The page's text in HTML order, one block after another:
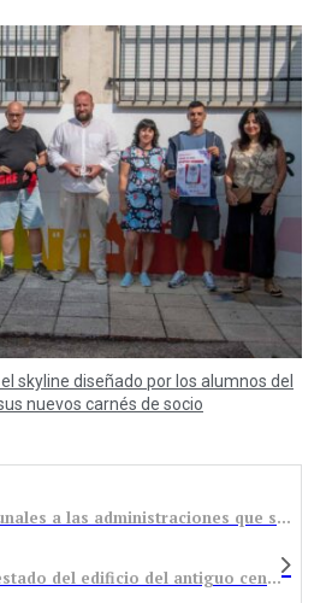
skyline diseñado por los alumnos del
nuevos carnés de socio
CSIF llevará a los tribunales a las administraciones que superen el 8% de temporalidad
X Bembibre alerta del estado del edificio del antiguo centro de salud e insta a la alcaldesa a dar explicaciones